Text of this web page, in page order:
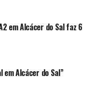
em Alcácer do Sal faz 6
em Alcácer do Sal”